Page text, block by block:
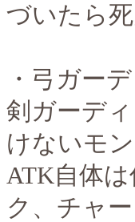
づいたら
・弓ガー
剣ガーデ
けないモ
ATK自体
ク、チャ